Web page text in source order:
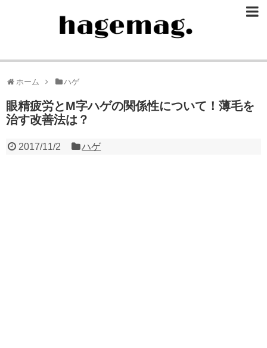
ホーム ハゲ
眼精疲労とM字ハゲの関係性について！薄毛を
治す改善法は？
2017/11/2 ハゲ